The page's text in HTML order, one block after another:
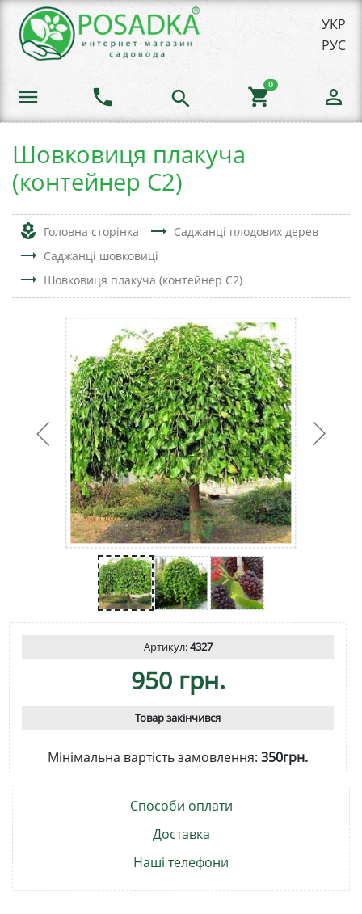
УКР
РУС
menu phone search shopping_cart
0
person_outline
Шовковиця плакуча
(контейнер С2)
local_florist Головна сторінка trending_flat Саджанці плодових дерев
trending_flat Саджанці шовковиці
trending_flat Шовковиця плакуча (контейнер С2)
Артикул:4327
950 грн.
Товар закінчився
Мінімальна вартість замовлення: 350грн.
Способи оплати
Доставка
Наші телефони